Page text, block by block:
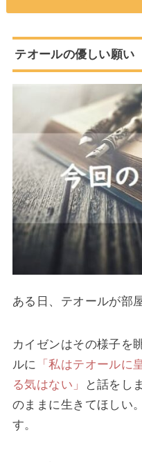
テオールの優しい願い
ある日、テオールが部
カイゼンはその様子を
ルに 「私はテオールに
る気はない」
と話をし
のままに生きてほしい
す。